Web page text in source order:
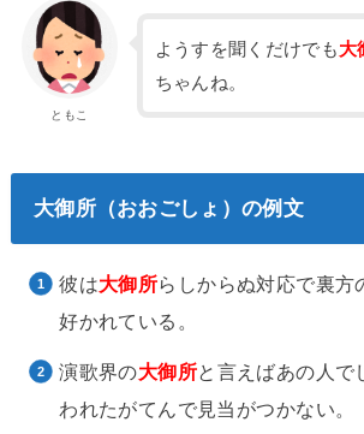
ともこ
ようすを聞くだけでも大
ちゃんね。
大御所（おおごしょ）の例文
彼は大御所らしからぬ対応で裏方
好かれている。
演歌界の大御所と言えばあの人で
われたがてんで見当がつかない。